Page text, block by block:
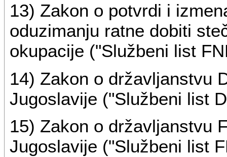
13) Zakon o potvrdi i
oduzimanju ratne dobiti
okupacije ("Službeni list
14) Zakon o državljanstvu
Jugoslavije ("Službeni list
15) Zakon o državljanstvu
Jugoslavije ("Službeni list